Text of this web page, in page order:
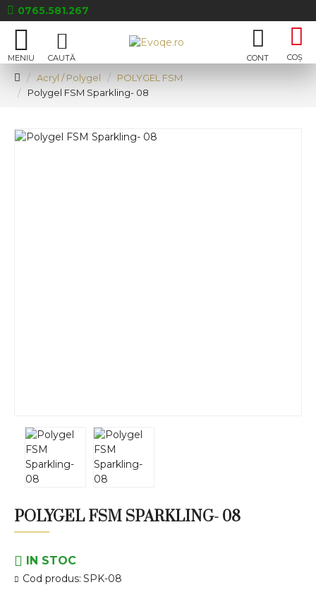
0765.581.267
Acryl / Polygel
POLYGEL FSM
Polygel FSM Sparkling- 08
POLYGEL FSM SPARKLING- 08
IN STOC
Cod produs: SPK-08